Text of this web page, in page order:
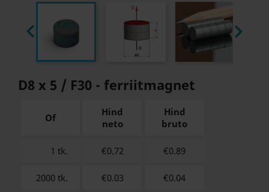
 
D8 x 5 / F30 - ferriitmagnet
Of
Hind
neto
Hind
bruto
1 tk. €0.72 €0.89
2000 tk. €0.03 €0.04